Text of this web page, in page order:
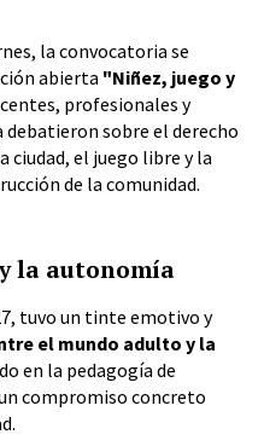
la convocatoria se
abierta "Niñez, juego y
profesionales y
sobre el derecho
ciudad, el juego libre y la
de la comunidad.
la autonomía
tuvo un tinte emotivo y
el mundo adulto y la
en la pedagogía de
compromiso concreto